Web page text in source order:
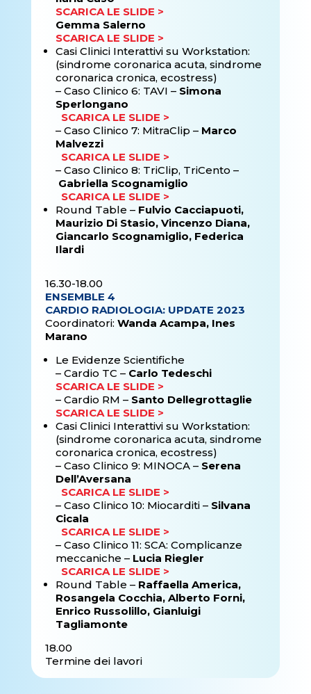
SCARICA LE SLIDE >
Gemma Salerno
SCARICA LE SLIDE >
Casi Clinici Interattivi su Workstation:
(sindrome coronarica acuta, sindrome
coronarica cronica, ecostress)
– Caso Clinico 6: TAVI – Simona
Sperlongano
SCARICA LE SLIDE >
– Caso Clinico 7: MitraClip – Marco
Malvezzi
SCARICA LE SLIDE >
– Caso Clinico 8: TriClip, TriCento –
Gabriella Scognamiglio
SCARICA LE SLIDE >
Round Table – Fulvio Cacciapuoti,
Maurizio Di Stasio, Vincenzo Diana,
Giancarlo Scognamiglio, Federica
Ilardi
16.30-18.00
ENSEMBLE 4
CARDIO RADIOLOGIA: UPDATE 2023
Coordinatori: Wanda Acampa, Ines
Marano
Le Evidenze Scientifiche
– Cardio TC – Carlo Tedeschi
SCARICA LE SLIDE >
– Cardio RM – Santo Dellegrottaglie
SCARICA LE SLIDE >
Casi Clinici Interattivi su Workstation:
(sindrome coronarica acuta, sindrome
coronarica cronica, ecostress)
– Caso Clinico 9: MINOCA – Serena
Dell’Aversana
SCARICA LE SLIDE >
– Caso Clinico 10: Miocarditi – Silvana
Cicala
SCARICA LE SLIDE >
– Caso Clinico 11: SCA: Complicanze
meccaniche – Lucia Riegler
SCARICA LE SLIDE >
Round Table – Raffaella America,
Rosangela Cocchia, Alberto Forni,
Enrico Russolillo, Gianluigi
Tagliamonte
18.00
Termine dei lavori